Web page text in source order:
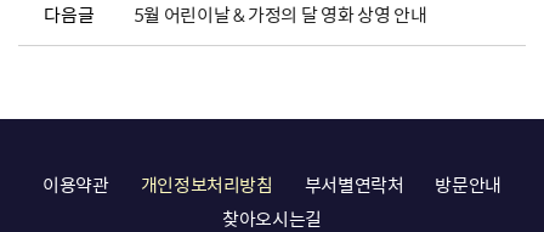
다음글 5월 어린이날 & 가정의 달 영화 상영 안내
이용약관 개인정보처리방침 부서별연락처
방문안내
찾아오시는길